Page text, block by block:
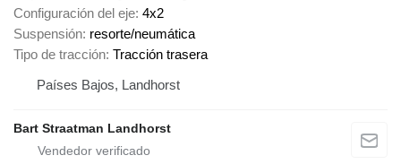
Configuración del eje 4x2
Suspensión resorte/neumática
Tipo de tracción Tracción trasera
Países Bajos, Landhorst
Bart Straatman Landhorst